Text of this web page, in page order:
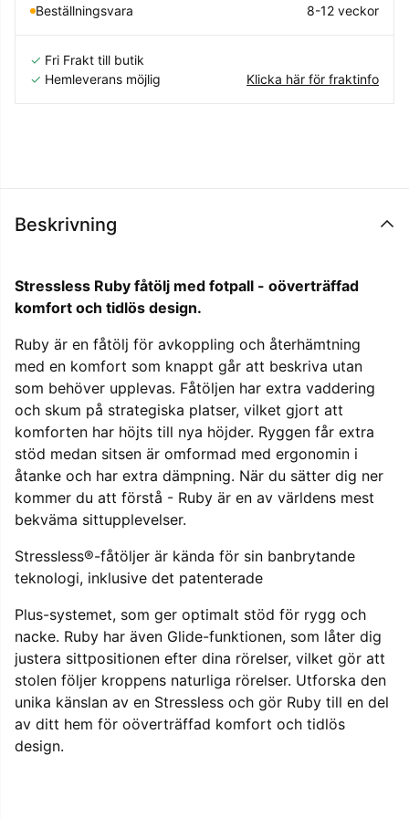
Beställningsvara 8-12 veckor
✓ Fri Frakt till butik
✓ Hemleverans möjlig Klicka här för fraktinfo
Beskrivning
Stressless Ruby fåtölj med fotpall - oöverträffad
komfort och tidlös design.
Ruby är en fåtölj för avkoppling och återhämtning
med en komfort som knappt går att beskriva utan
som behöver upplevas. Fåtöljen har extra vaddering
och skum på strategiska platser, vilket gjort att
komforten har höjts till nya höjder. Ryggen får extra
stöd medan sitsen är omformad med ergonomin i
åtanke och har extra dämpning. När du sätter dig ner
kommer du att förstå - Ruby är en av världens mest
bekväma sittupplevelser.
Stressless®-fåtöljer är kända för sin banbrytande
teknologi, inklusive det patenterade
Plus-systemet, som ger optimalt stöd för rygg och
nacke. Ruby har även Glide-funktionen, som låter dig
justera sittpositionen efter dina rörelser, vilket gör att
stolen följer kroppens naturliga rörelser. Utforska den
unika känslan av en Stressless och gör Ruby till en del
av ditt hem för oöverträffad komfort och tidlös
design.